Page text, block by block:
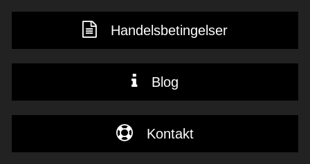
Handelsbetingelser
Blog
Kontakt